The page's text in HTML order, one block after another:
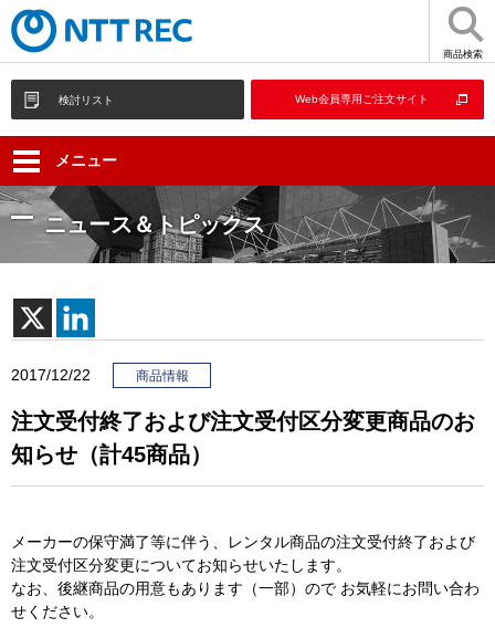
商品検索
検討リスト Web会員専用ご注文サイト
メニュー
ニュース＆トピックス
2017/12/22 商品情報
注文受付終了および注文受付区分変更商品のお
知らせ（計45商品）
メーカーの保守満了等に伴う、レンタル商品の注文受付終了および
注文受付区分変更についてお知らせいたします。
なお、後継商品の用意もあります（一部）ので お気軽にお問い合わ
せください。